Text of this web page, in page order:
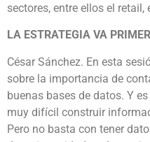
sectores, entre ellos el
LA ESTRATEGIA VA
César Sánchez. En esta
sobre la importancia de
buenas bases de datos. Y
muy difícil construir
Pero no basta con tener